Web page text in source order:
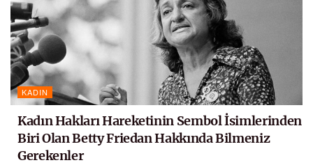
KADIN
Kadın Hakları Hareketinin Sembol İsimlerinden
Biri Olan Betty Friedan Hakkında Bilmeniz
Gerekenler